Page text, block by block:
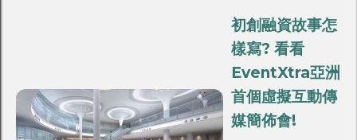
初創融資故事怎
樣寫? 看看
EventXtra亞洲
首個虛擬互動傳
媒簡佈會!